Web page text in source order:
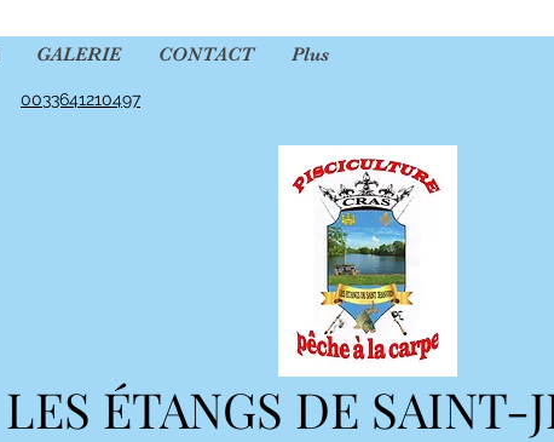
GALERIE CONTACT Plus
0033641210497
LES ÉTANGS DE SAINT-